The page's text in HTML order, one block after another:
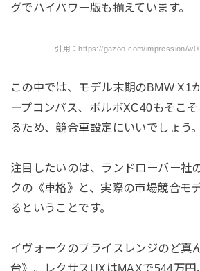
グでハイパワー版も揃えています。
引用：https://gazoo.com/impression/
この中では、モデル末期のBMW X1
ープコンパス、ボルボXC40もそこ
るため、競合車設定にいいでしょう。
注目したいのは、ランドローバー社
クの《車格》と、実際の市場競合モ
るということです。
イヴォークのプライスレンジのど真
台》。レクサスUXはMAXで544万円